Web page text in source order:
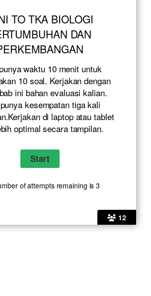
12
TO TKA BIOLOGI
DAN
waktu 10 menit untuk
10 soal. Kerjakan dengan
ini bahan evaluasi kalian.
kesempatan tiga kali
di laptop atau tablet
optimal secara tampilan.
of attempts remaining is 3